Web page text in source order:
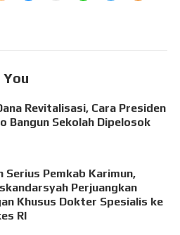
Revitalisasi, Cara Presiden
Bangun Sekolah Dipelosok
Serius Pemkab Karimun,
Perjuangkan
Khusus Dokter Spesialis ke
RI